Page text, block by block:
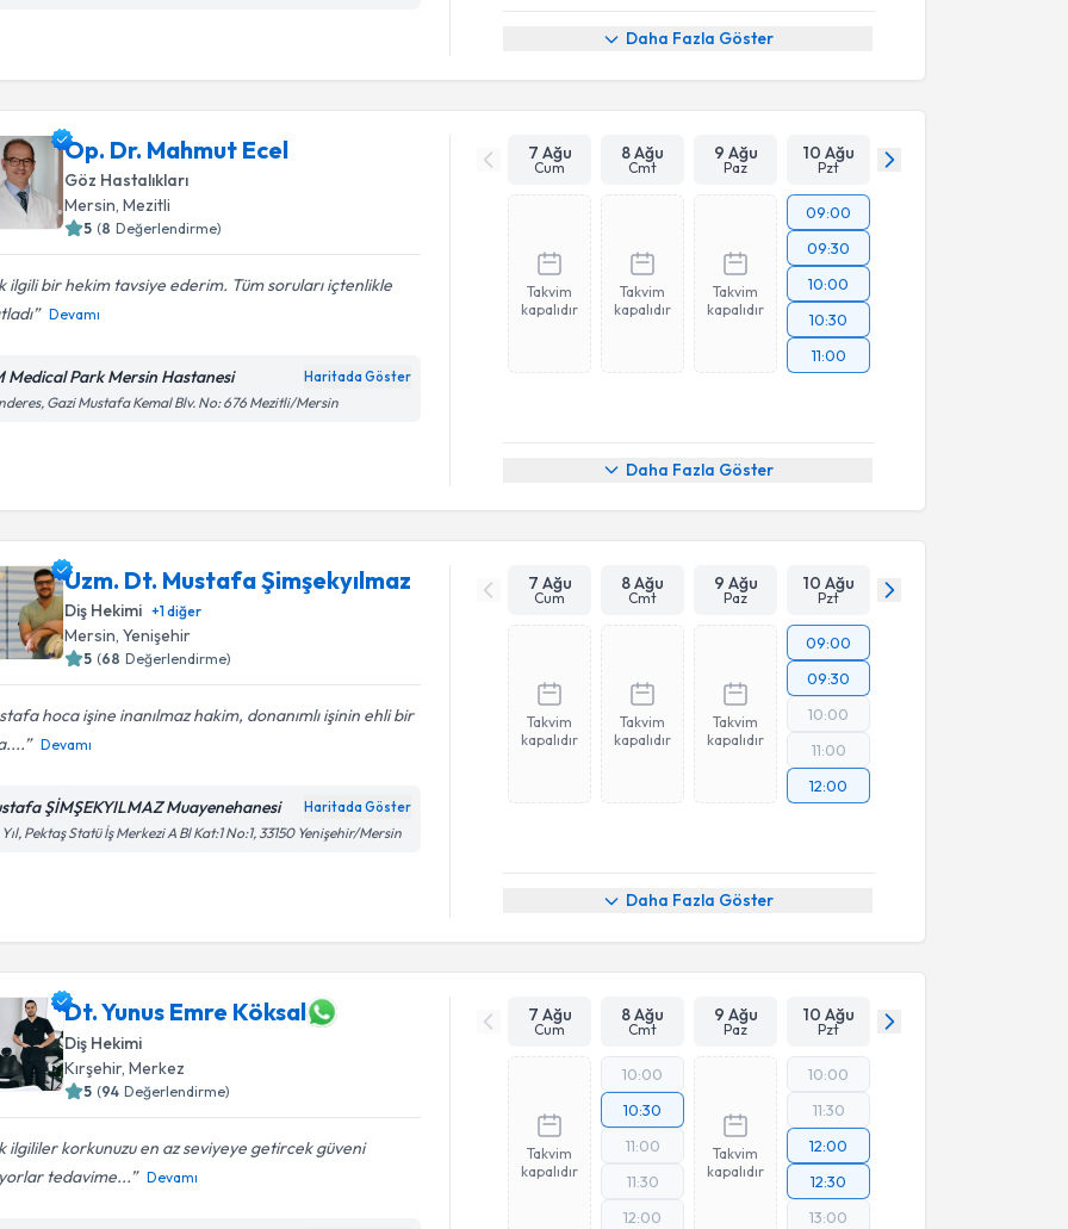
Daha Fazla Göster
Op. Dr. Mahmut Ecel
Göz Hastalıkları
Mersin , Mezitli
5 (8 Değerlendirme)
ilgili bir hekim tavsiye ederim. Tüm soruları içtenlikle
Devamı
Medical Park Mersin Hastanesi Haritada Göster
Gazi Mustafa Kemal Blv. No: 676 Mezitli/Mersin
7 Ağu
Cum
8 Ağu
Cmt
9 Ağu
Paz
10 Ağu
Pzt
Takvim
kapalıdır
Takvim
kapalıdır
Takvim
kapalıdır
09:00
09:30
10:00
10:30
11:00
Daha Fazla Göster
Uzm. Dt. Mustafa Şimşekyılmaz
Diş Hekimi +1diğer
Mersin, Yenişehir
5 (68 Değerlendirme)
hoca işine inanılmaz hakim, donanımlı işinin ehli bir
Devamı
ŞİMŞEKYILMAZ Muayenehanesi Haritada Göster
Pektaş Statü İş Merkezi A Bl Kat:1 No:1, 33150 Yenişehir/Mersin
7 Ağu
Cum
8 Ağu
Cmt
9 Ağu
Paz
10 Ağu
Pzt
Takvim
kapalıdır
Takvim
kapalıdır
Takvim
kapalıdır
09:00
09:30
10:00
11:00
12:00
Daha Fazla Göster
Dt. Yunus Emre Köksal
Diş Hekimi
Kırşehir, Merkez
5 (94 Değerlendirme)
ilgililer korkunuzu en az seviyeye getircek güveni
tedavime...
Devamı
7 Ağu
Cum
8 Ağu
Cmt
9 Ağu
Paz
10 Ağu
Pzt
Takvim
kapalıdır
10:00
10:30
11:00
11:30
12:00
Takvim
kapalıdır
10:00
11:30
12:00
12:30
13:00